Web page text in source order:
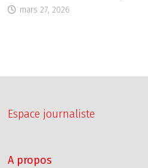
mars 27, 2026
Espace journaliste
A propos